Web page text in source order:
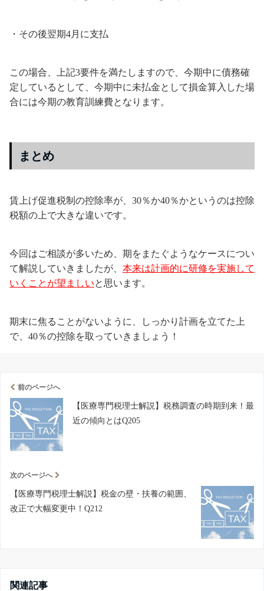
・その後翌期4月に支払
この場合、上記3要件を満たしますので、今期中に債務確
定しているとして、今期中に未払金として損金算入した場
合には今期の教育訓練費となります。
まとめ
賃上げ促進税制の控除率が、30％か40％かというのは控除
税額の上で大きな違いです。
今回はご相談が多いため、期をまたぐようなケースについ
て解説していきましたが、 本来は計画的に研修を実施して
いくことが望ましいと思います。
期末に焦ることがないように、しっかり計画を立てた上
で、40％の控除を取っていきましょう！
前のページへ
【医療専門税理士解説】税務調査の時期到来！最
近の傾向とはQ205
次のページへ
【医療専門税理士解説】税金の壁・扶養の範囲、
改正で大幅変更中！Q212
関連記事